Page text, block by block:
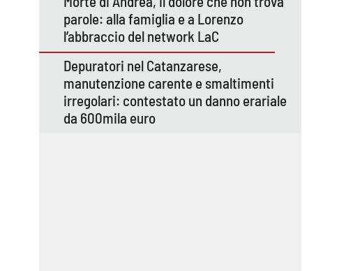
parole: alla famiglia e a Lorenzo
l’abbraccio del network LaC
Depuratori nel Catanzarese,
manutenzione carente e smaltimenti
irregolari: contestato un danno erariale
da 600mila euro